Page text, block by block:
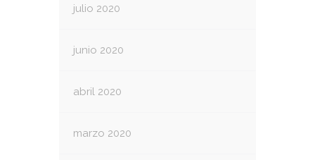
julio 2020
junio 2020
abril 2020
marzo 2020